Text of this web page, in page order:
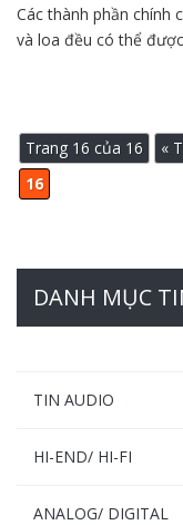
Các thành phần chính
và loa đều có thể
Trang 16 của 16 «
16
DANH MỤC
TIN AUDIO
HI-END/ HI-FI
ANALOG/ DIGITAL